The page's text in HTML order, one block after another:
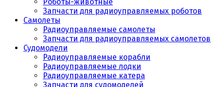
Запчасти для радиоуправляемых роботов
Самолеты
Радиоуправляемые самолеты
Запчасти для радиоуправляемых самолетов
Судомодели
Радиоуправляемые корабли
Радиоуправляемые лодки
Радиоуправляемые катера
Запчасти для судомоделей